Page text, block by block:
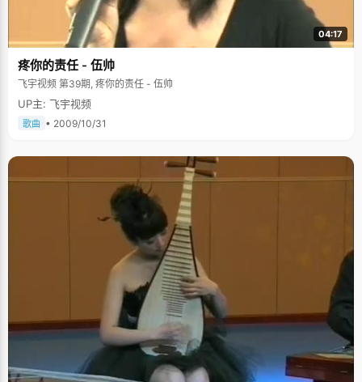
04:17
疼你的责任 - 伍帅
飞宇视频 第39期, 疼你的责任 - 伍帅
UP主: 飞宇视频
歌曲 • 2009/10/31